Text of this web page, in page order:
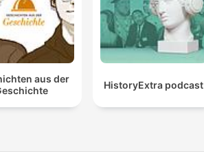
aus der
HistoryExtra podcast